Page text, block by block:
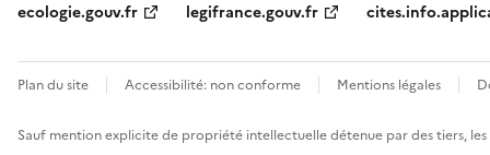
ecologie.gouv.fr
legifrance.gouv.fr
Plan du site Accessibilité: non conforme Mentions légales
Sauf mention explicite de propriété intellectuelle détenue par des tiers,